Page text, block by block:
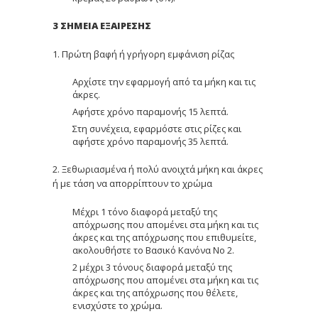
3 ΣΗΜΕΙΑ ΕΞΑΙΡΕΣΗΣ
1. Πρώτη βαφή ή γρήγορη εμφάνιση ρίζας
Αρχίστε την εφαρμογή από τα μήκη και τις
άκρες.
Αφήστε χρόνο παραμονής 15 λεπτά.
Στη συνέχεια, εφαρμόστε στις ρίζες και
αφήστε χρόνο παραμονής 35 λεπτά.
2. Ξεθωριασμένα ή πολύ ανοιχτά μήκη και άκρες
ή με τάση να απορρίπτουν το χρώμα
Μέχρι 1 τόνο διαφορά μεταξύ της
απόχρωσης που απομένει στα μήκη και τις
άκρες και της απόχρωσης που επιθυμείτε,
ακολουθήστε το Βασικό Κανόνα Νο 2.
2 μέχρι 3 τόνους διαφορά μεταξύ της
απόχρωσης που απομένει στα μήκη και τις
άκρες και της απόχρωσης που θέλετε,
ενισχύστε το χρώμα.